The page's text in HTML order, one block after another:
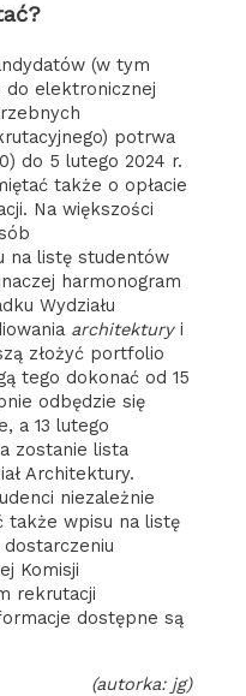
(w tym
do elektronicznej
potrwa
do 5 lutego 2024 r.
także o opłacie
Na większości
na listę studentów
harmonogram
Wydziału
architektury i
złożyć portfolio
tego dokonać od 15
odbędzie się
a 13 lutego
zostanie lista
Architektury.
niezależnie
także wpisu na listę
Komisji
rekrutacji
dostępne są
(autorka: jg)